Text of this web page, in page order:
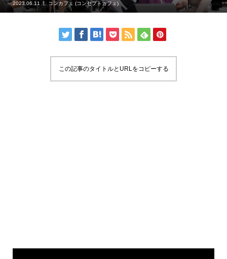
2023.06.11 コンカフェ (コンセプトカフェ)
この記事のタイトルとURLをコピーする